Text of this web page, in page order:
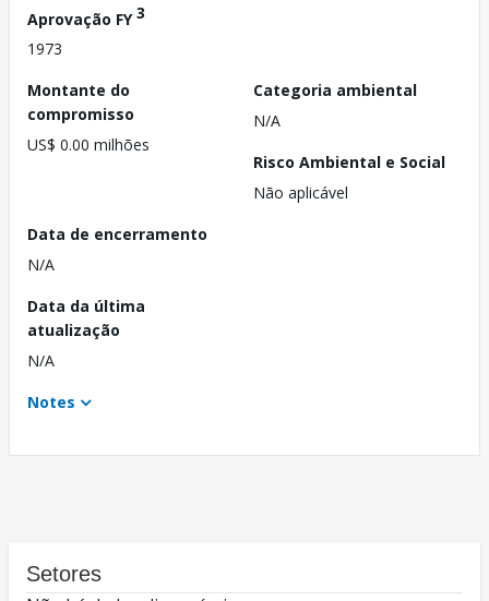
Aprovação FY3
1973
Montante do
compromisso
US$ 0.00 milhões
Categoria ambiental
N/A
Risco Ambiental e Social
Não aplicável
Data de encerramento
N/A
Data da última
atualização
N/A
Notes
Setores